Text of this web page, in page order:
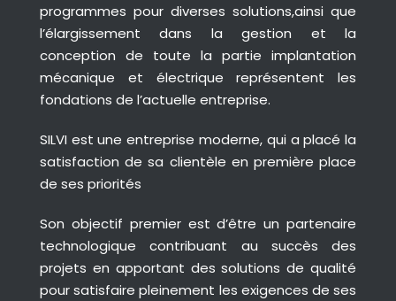
programmes pour diverses solutions,ainsi que
l’élargissement dans la gestion et la
conception de toute la partie implantation
mécanique et électrique représentent les
fondations de l’actuelle entreprise.
SILVI est une entreprise moderne, qui a placé la
satisfaction de sa clientèle en première place
de ses priorités
Son objectif premier est d’être un partenaire
technologique contribuant au succès des
projets en apportant des solutions de qualité
pour satisfaire pleinement les exigences de ses